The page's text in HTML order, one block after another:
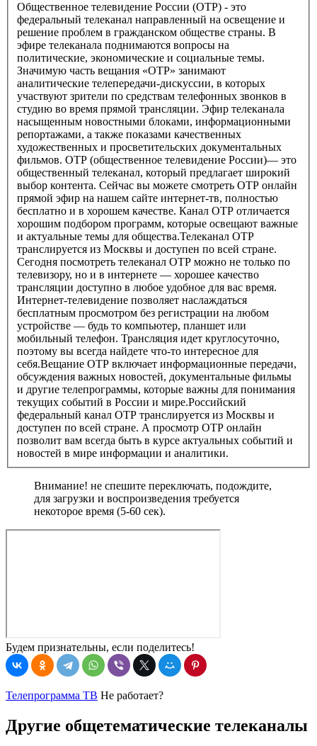
Общественное телевидение России (ОТР) - это
федеральный телеканал направленный на освещение и
решение проблем в гражданском обществе страны. В
эфире телеканала поднимаются вопросы на
политические, экономические и социальные темы.
Значимую часть вещания «ОТР» занимают
аналитические телепередачи-дискуссии, в которых
участвуют зрители по средствам телефонных звонков в
студию во время прямой трансляции. Эфир телеканала
насыщенным новостными блоками, информационными
репортажами, а также показами качественных
художественных и просветительских документальных
фильмов. ОТР (общественное телевидение России)— это
общественный телеканал, который предлагает широкий
выбор контента. Сейчас вы можете смотреть ОТР онлайн
прямой эфир на нашем сайте интернет-тв, полностью
бесплатно и в хорошем качестве. Канал ОТР отличается
хорошим подбором программ, которые освещают важные
и актуальные темы для общества.Телеканал ОТР
транслируется из Москвы и доступен по всей стране.
Сегодня посмотреть телеканал ОТР можно не только по
телевизору, но и в интернете — хорошее качество
трансляции доступно в любое удобное для вас время.
Интернет-телевидение позволяет наслаждаться
бесплатным просмотром без регистрации на любом
устройстве — будь то компьютер, планшет или
мобильный телефон. Трансляция идет круглосуточно,
поэтому вы всегда найдете что-то интересное для
себя.Вещание ОТР включает информационные передачи,
обсуждения важных новостей, документальные фильмы
и другие телепрограммы, которые важны для понимания
текущих событий в России и мире.Российский
федеральный канал ОТР транслируется из Москвы и
доступен по всей стране. А просмотр ОТР онлайн
позволит вам всегда быть в курсе актуальных событий и
новостей в мире информации и аналитики.
Внимание! не спешите переключать, подождите,
для загрузки и воспроизведения требуется
некоторое время (5-60 сек).
Будем признательны, если поделитесь!
Телепрограмма ТВ Не работает?
Другие общетематические телеканалы